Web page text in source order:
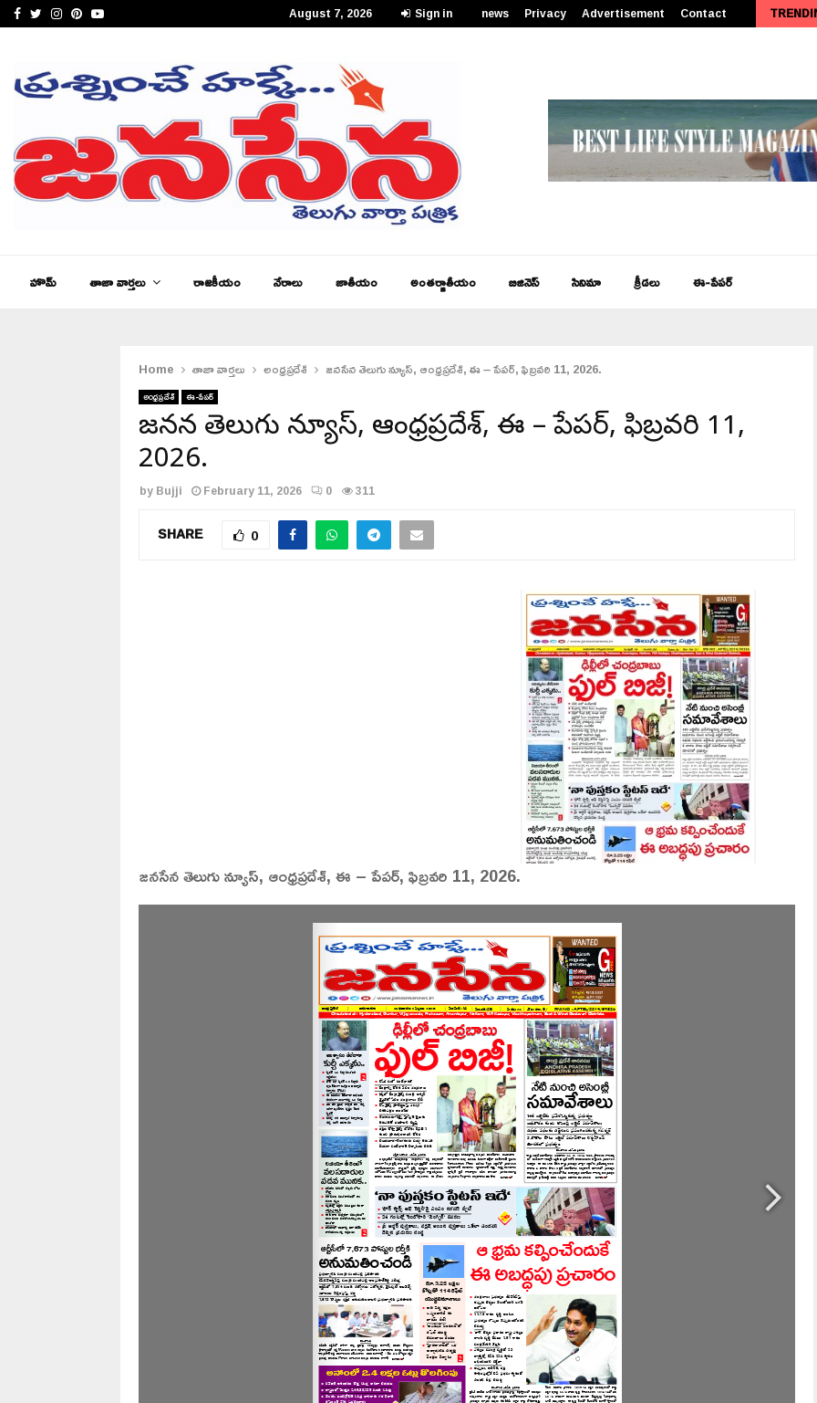
Facebook
Twitter
Instagram
Pinterest
Youtube August 7, 2026 Sign in news Privacy Advertisement Contact
జనసేన తెలుగు న్యూస్ ఆంధ్రప్రదేశ్ ఈ – పేపర్,… పీఎం కేంద్రీయ విద్యాలయం సత్తెనపల్లిలో 11వ తరగతి ప్రారంభోత్సవం…
హొమ్ తాజా వార్తలు రాజకీయం నేరాలు జాతీయం అంతర్జాతీయం బిజినెస్ సినిమా క్రీడలు ఈ-పేపర్
Home తాజా వార్తలు అంధ్రప్రదేశ్ జనసేన తెలుగు న్యూస్, ఆంధ్రప్రదేశ్, ఈ – పేపర్, ఫిబ్రవరి 11, 2026.
అంధ్రప్రదేశ్ ఈ-పేపర్
జనసేన తెలుగు న్యూస్, ఆంధ్రప్రదేశ్, ఈ – పేపర్, ఫిబ్రవరి 11,
2026.
byBujji February 11, 2026 0 311
SHARE 0
జనసేన తెలుగు న్యూస్, ఆంధ్రప్రదేశ్, ఈ – పేపర్, ఫిబ్రవరి 11, 2026.